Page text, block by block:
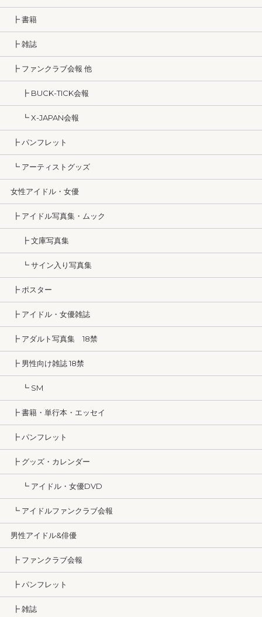
┣ 書籍
┣ 雑誌
┣ ファンクラブ会報 他
┣ BUCK-TICK会報
┗ X-JAPAN会報
┣ パンフレット
┗ アーティストグッズ
女性アイドル・女優
┣ アイドル写真集・ムック
┣ 文庫写真集
┗ サイン入り写真集
┣ ポスター
┣ アイドル・女優雑誌
┣ アダルト写真集 18禁
┣ 男性向け雑誌 18禁
┗ SM
┣ 書籍・単行本・エッセイ
┣ パンフレット
┣ グッズ・カレンダー
┗ アイドル・女優DVD
┗ アイドルファンクラブ会報
男性アイドル&俳優
┣ ファンクラブ会報
┣ パンフレット
┣ 雑誌